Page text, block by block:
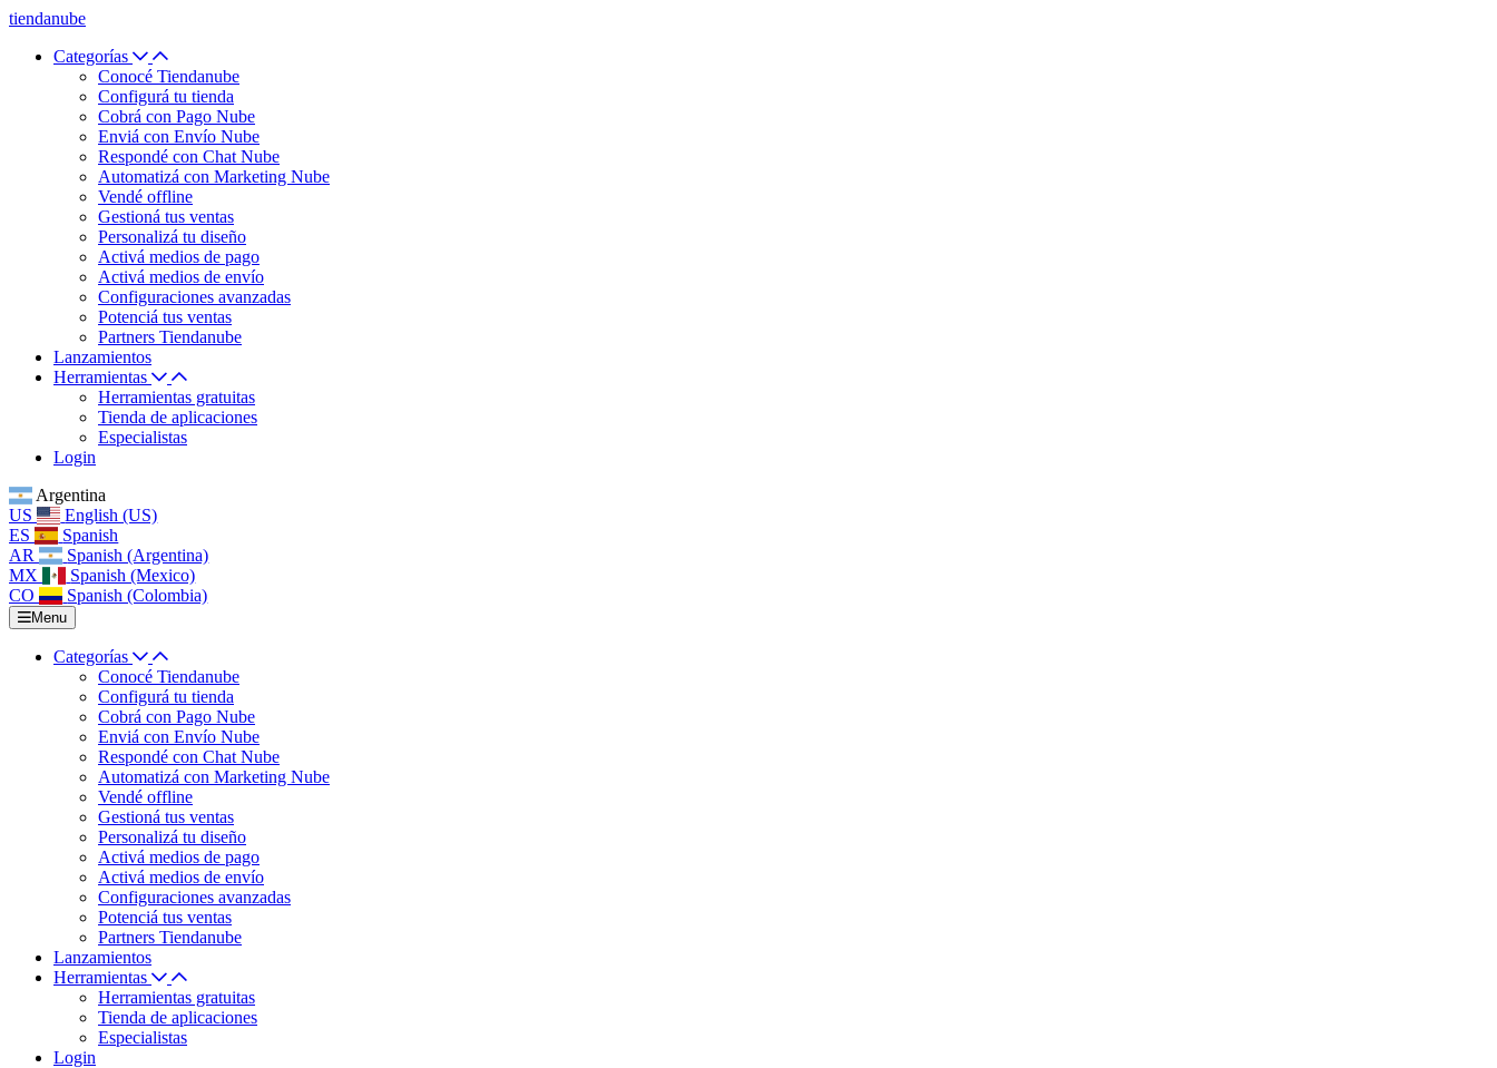
tiendanube
Categorías
Conocé Tiendanube
Configurá tu tienda
Cobrá con Pago Nube
Enviá con Envío Nube
Respondé con Chat Nube
Automatizá con Marketing Nube
Vendé offline
Gestioná tus ventas
Personalizá tu diseño
Activá medios de pago
Activá medios de envío
Configuraciones avanzadas
Potenciá tus ventas
Partners Tiendanube
Lanzamientos
Herramientas
Herramientas gratuitas
Tienda de aplicaciones
Especialistas
Login
Argentina
US
English (US)
ES
Spanish
AR
Spanish (Argentina)
MX
Spanish (Mexico)
CO
Spanish (Colombia)
Menu
Categorías
Conocé Tiendanube
Configurá tu tienda
Cobrá con Pago Nube
Enviá con Envío Nube
Respondé con Chat Nube
Automatizá con Marketing Nube
Vendé offline
Gestioná tus ventas
Personalizá tu diseño
Activá medios de pago
Activá medios de envío
Configuraciones avanzadas
Potenciá tus ventas
Partners Tiendanube
Lanzamientos
Herramientas
Herramientas gratuitas
Tienda de aplicaciones
Especialistas
Login